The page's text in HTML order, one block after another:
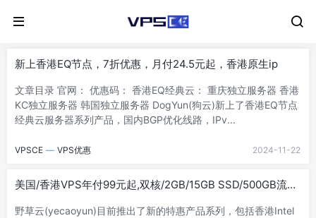
新上香港EQ节点，7折优惠，月付24.5元起，香港原生ip
文章目录 官网： 优惠码： 香港EQ经典云： 重庆独立服务器 香港
KC独立服务器 韩国独立服务器 DogYun(狗云)新上了香港EQ节点
经典云服务器系列产品，国内BGP优化线路，IPv...
VPSCE — VPS优惠 2024-11-22
美国/香港VPS年付99元起,双核/2GB/15GB SSD/500GB流量
野草云(yecaoyun)目前推出了新的特惠产品系列，包括香港Intel